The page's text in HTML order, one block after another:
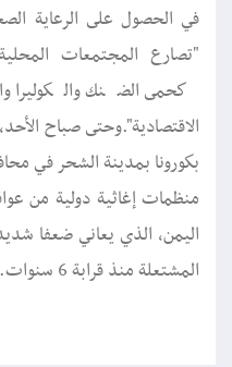
في الحصول على الرعاية
"تصارع المجتمعات
كحمى الضنك والكوليرا
الاقتصادية".وحتى صباح
بكورونا بمدينة الشحر في
منظمات إغاثية دولية من
اليمن، الذي يعاني ضعفا
المشتعلة منذ قرابة 6 سنوات.